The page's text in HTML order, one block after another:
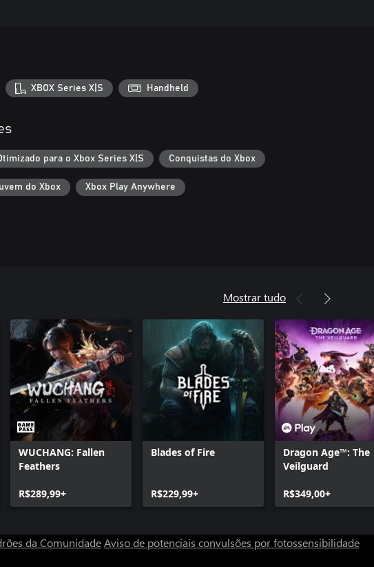
XBOX Series X|S Handheld
para o Xbox Series X|S Conquistas do Xbox
do Xbox Xbox Play Anywhere
Mostrar tudo
WUCHANG: Fallen
Feathers
R$289,99+
Blades of Fire
R$229,99+
Dragon Age™: The
Veilguard
R$349,00+
da ComunidadeAviso de potenciais convulsões por fotossensibilidade